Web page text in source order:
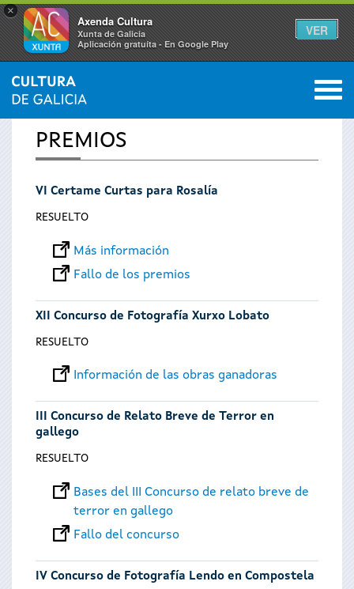
×
Axenda Cultura
Xunta de Galicia
Aplicación gratuíta - En Google Play
VER
Se
encuentra
usted
INICIO 0
PREMIOS
VI Certame Curtas para Rosalía
RESUELTO
Más información
Fallo de los premios
XII Concurso de Fotografía Xurxo Lobato
RESUELTO
Información de las obras ganadoras
III Concurso de Relato Breve de Terror en
gallego
RESUELTO
Bases del III Concurso de relato breve de
terror en gallego
Fallo del concurso
IV Concurso de Fotografía Lendo en Compostela